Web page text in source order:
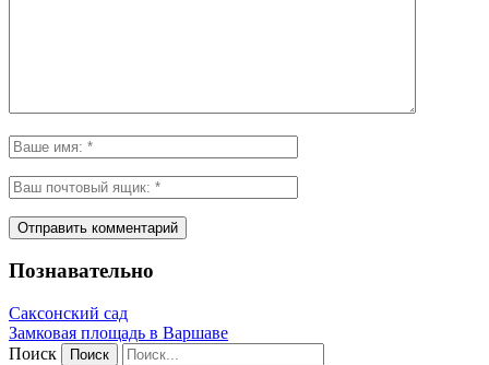
Познавательно
Саксонский сад
Замковая площадь в Варшаве
Поиск